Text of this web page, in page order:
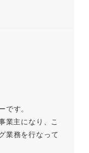
す。
業主になり、こ
業務を行なって